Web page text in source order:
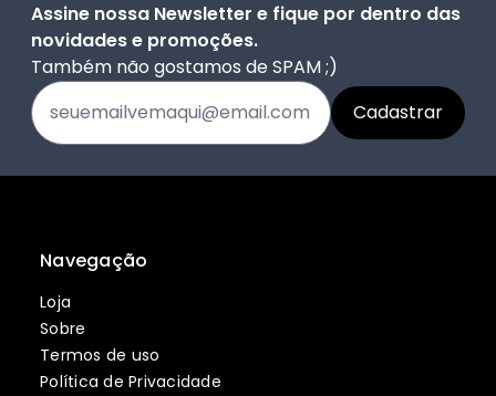
Assine nossa Newsletter e fique por dentro das
novidades e promoções.
Também não gostamos de SPAM ;)
Navegação
Loja
Sobre
Termos de uso
Política de Privacidade